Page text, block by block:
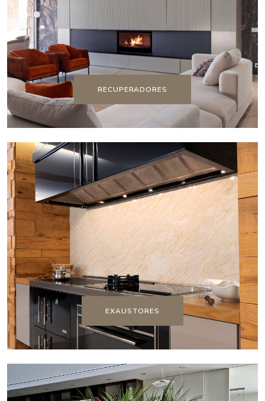
RECUPERADORES
EXAUSTORES